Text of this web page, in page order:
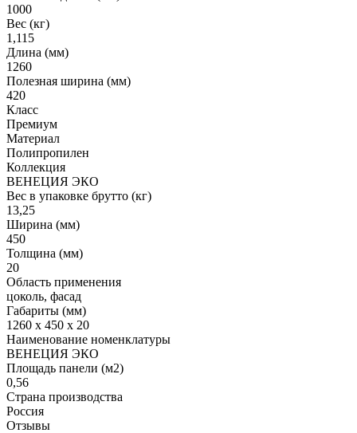
1000
Вес (кг)
1,115
Длина (мм)
1260
Полезная ширина (мм)
420
Класс
Премиум
Материал
Полипропилен
Коллекция
ВЕНЕЦИЯ ЭКО
Вес в упаковке брутто (кг)
13,25
Ширина (мм)
450
Толщина (мм)
20
Область применения
цоколь, фасад
Габариты (мм)
1260 x 450 x 20
Наименование номенклатуры
ВЕНЕЦИЯ ЭКО
Площадь панели (м2)
0,56
Страна производства
Россия
Отзывы